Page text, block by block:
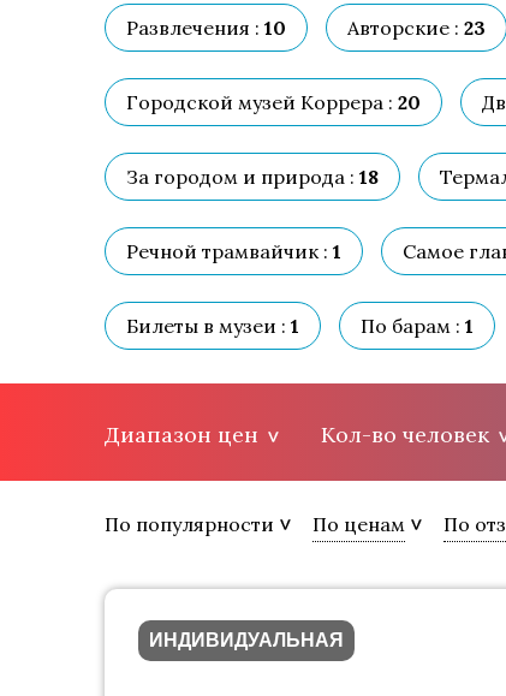
Развлечения : 10 Авторские : 23
Городской музей Коррера : 20
За городом и природа : 18
Речной трамвайчик : 1 Самое
Билеты в музеи : 1 По барам : 1
Диапазон цен Кол-во человек
По популярности По ценам По
ИНДИВИДУАЛЬНАЯ